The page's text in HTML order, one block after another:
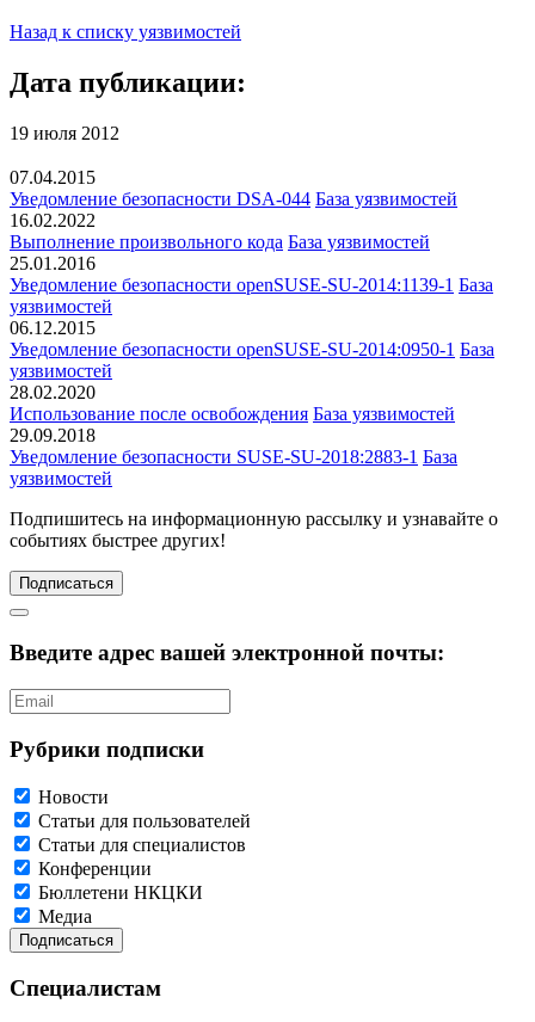
Назад к списку уязвимостей
Дата публикации:
19 июля 2012
07.04.2015
Уведомление безопасности DSA-044 База уязвимостей
16.02.2022
Выполнение произвольного кода База уязвимостей
25.01.2016
Уведомление безопасности openSUSE-SU-2014:1139-1 База
уязвимостей
06.12.2015
Уведомление безопасности openSUSE-SU-2014:0950-1 База
уязвимостей
28.02.2020
Использование после освобождения База уязвимостей
29.09.2018
Уведомление безопасности SUSE-SU-2018:2883-1 База
уязвимостей
Подпишитесь на информационную рассылку и узнавайте о
событиях быстрее других!
Подписаться
Введите адрес вашей электронной почты:
Рубрики подписки
Новости
Статьи для пользователей
Статьи для специалистов
Конференции
Бюллетени НКЦКИ
Медиа
Специалистам